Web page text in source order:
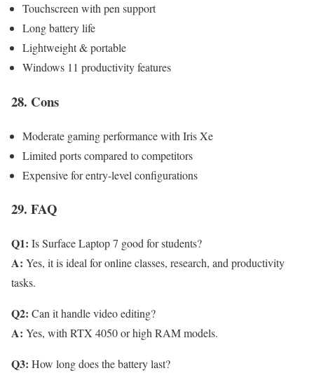
Touchscreen with pen support
Long battery life
Lightweight & portable
Windows 11 productivity features
28. Cons
Moderate gaming performance with Iris Xe
Limited ports compared to competitors
Expensive for entry-level configurations
29. FAQ
Q1: Is Surface Laptop 7 good for students?
A: Yes, it is ideal for online classes, research, and productivity
tasks.
Q2: Can it handle video editing?
A: Yes, with RTX 4050 or high RAM models.
Q3: How long does the battery last?